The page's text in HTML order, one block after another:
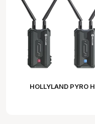
HOLLYLAND PYRO H